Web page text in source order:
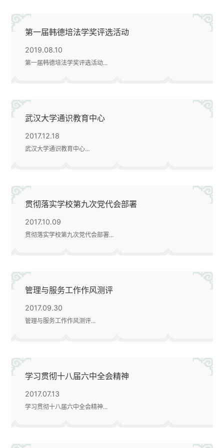
第一届韩德培法学奖评选活动
2019.08.10
第一届韩德培法学奖评选活动...
武汉大学通识教育中心
2017.12.18
武汉大学通识教育中心...
贯彻落实学校第九次党代会部署
2017.10.09
贯彻落实学校第九次党代会部署...
管理与服务工作作风测评
2017.09.30
管理与服务工作作风测评...
学习贯彻十八届六中全会精神
2017.07.13
学习贯彻十八届六中全会精神...